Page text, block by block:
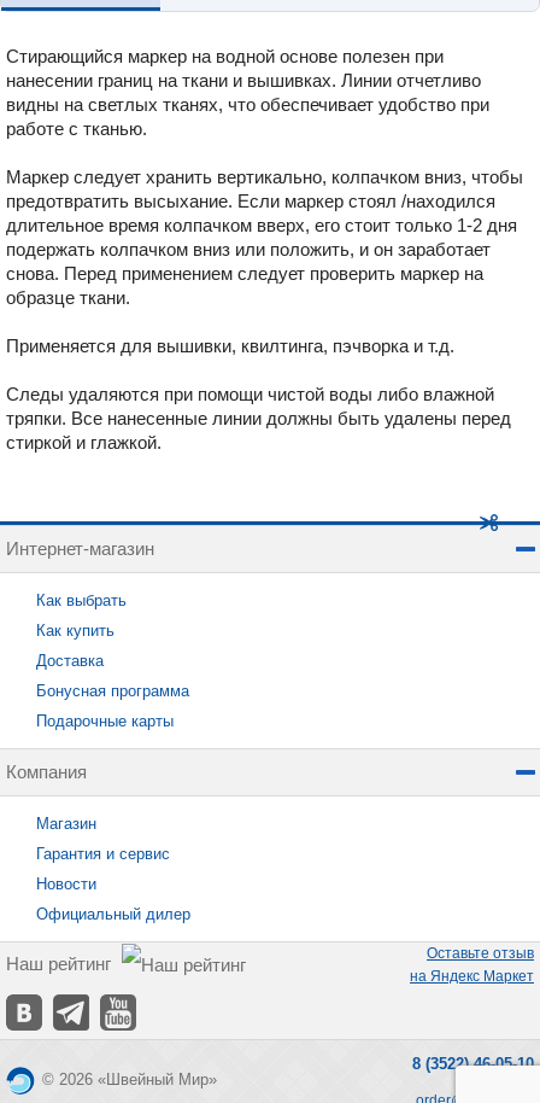
Стирающийся маркер на водной основе полезен при
нанесении границ на ткани и вышивках. Линии отчетливо
видны на светлых тканях, что обеспечивает удобство при
работе с тканью.
Маркер следует хранить вертикально, колпачком вниз, чтобы
предотвратить высыхание. Если маркер стоял /находился
длительное время колпачком вверх, его стоит только 1-2 дня
подержать колпачком вниз или положить, и он заработает
снова. Перед применением следует проверить маркер на
образце ткани.
Применяется для вышивки, квилтинга, пэчворка и т.д.
Следы удаляются при помощи чистой воды либо влажной
тряпки. Все нанесенные линии должны быть удалены перед
стиркой и глажкой.
Интернет-магазин
Как выбрать
Как купить
Доставка
Бонусная программа
Подарочные карты
Компания
Магазин
Гарантия и сервис
Новости
Официальный дилер
Наш рейтинг
Оставьте отзыв
на Яндекс Маркет
© 2026 «Швейный Мир»
8 (3522) 46-05-10